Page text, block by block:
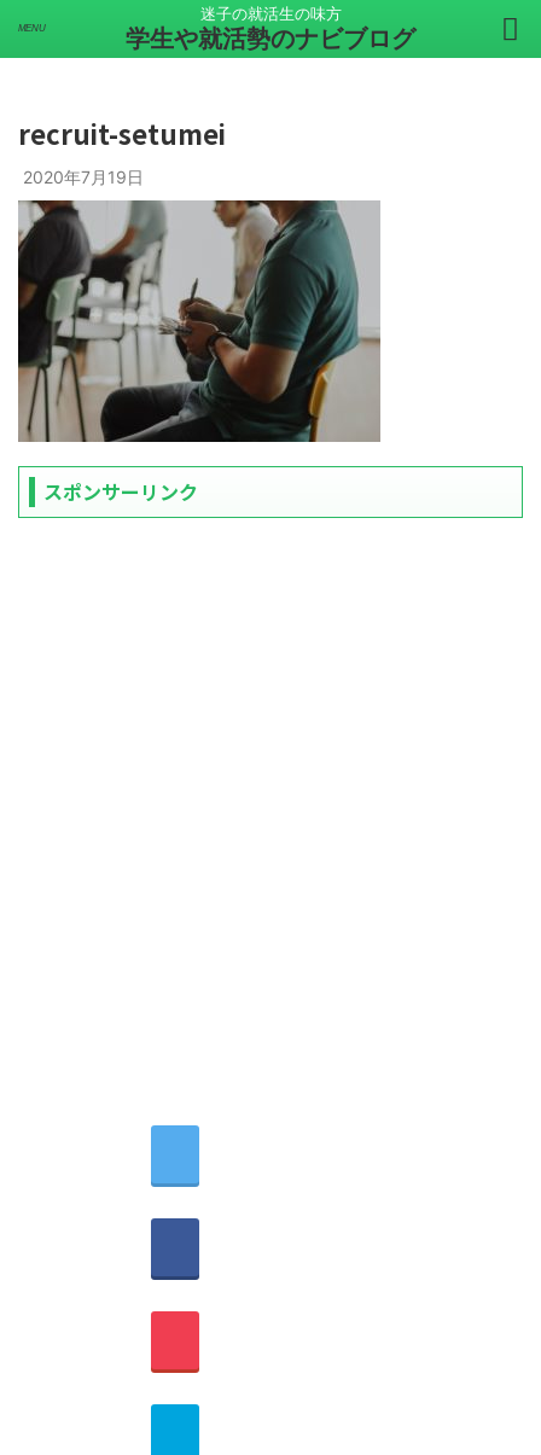
迷子の就活生の味方
学生や就活勢のナビブログ
recruit-setumei
2020年7月19日
スポンサーリンク